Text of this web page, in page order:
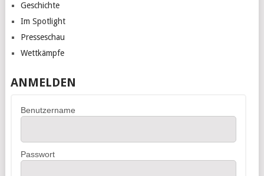
Geschichte
Im Spotlight
Presseschau
Wettkämpfe
ANMELDEN
Benutzername
Passwort